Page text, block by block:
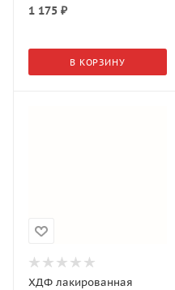
1 175 ₽
В КОРЗИНУ
ХДФ лакированная